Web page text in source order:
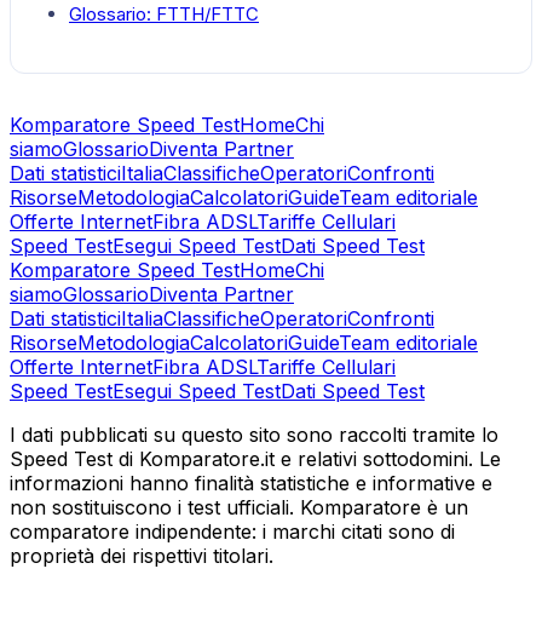
Glossario: FTTH/FTTC
Komparatore Speed TestHomeChi
siamoGlossarioDiventa Partner
Dati statisticiItaliaClassificheOperatoriConfronti
RisorseMetodologiaCalcolatoriGuideTeam editoriale
Offerte InternetFibra ADSLTariffe Cellulari
Speed TestEsegui Speed TestDati Speed Test
Komparatore Speed TestHomeChi
siamoGlossarioDiventa Partner
Dati statisticiItaliaClassificheOperatoriConfronti
RisorseMetodologiaCalcolatoriGuideTeam editoriale
Offerte InternetFibra ADSLTariffe Cellulari
Speed TestEsegui Speed TestDati Speed Test
I dati pubblicati su questo sito sono raccolti tramite lo
Speed Test di Komparatore.it e relativi sottodomini. Le
informazioni hanno finalità statistiche e informative e
non sostituiscono i test ufficiali. Komparatore è un
comparatore indipendente: i marchi citati sono di
proprietà dei rispettivi titolari.